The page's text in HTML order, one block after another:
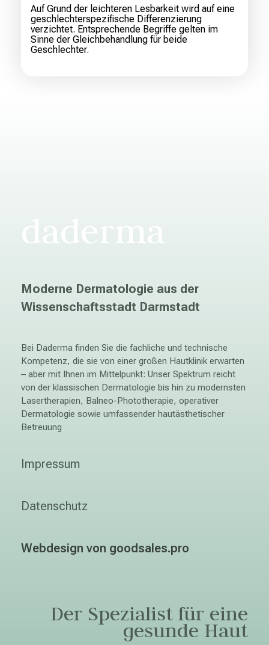
Auf Grund der leichteren Lesbarkeit wird auf eine
geschlechterspezifische Differenzierung
verzichtet. Entsprechende Begriffe gelten im
Sinne der Gleichbehandlung für beide
Geschlechter.
daderma
Moderne Dermatologie aus der
Wissenschaftsstadt Darmstadt
Bei Daderma finden Sie die fachliche und technische
Kompetenz, die sie von einer großen Hautklinik erwarten
– aber mit Ihnen im Mittelpunkt: Unser Spektrum reicht
von der klassischen Dermatologie bis hin zu modernsten
Lasertherapien, Balneo-Phototherapie, operativer
Dermatologie sowie umfassender hautästhetischer
Betreuung
Impressum
Datenschutz
Webdesign von goodsales.pro
Der Spezialist für eine
gesunde Haut